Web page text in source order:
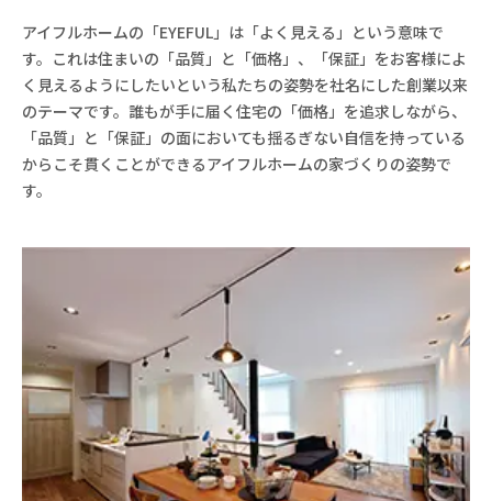
アイフルホームの「EYEFUL」は「よく見える」という意味で
す。これは住まいの「品質」と「価格」、「保証」をお客様によ
く見えるようにしたいという私たちの姿勢を社名にした創業以来
のテーマです。誰もが手に届く住宅の「価格」を追求しながら、
「品質」と「保証」の面においても揺るぎない自信を持っている
からこそ貫くことができるアイフルホームの家づくりの姿勢で
す。